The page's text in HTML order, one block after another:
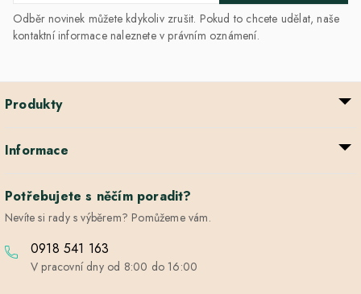
Odběr novinek můžete kdykoliv zrušit. Pokud to chcete udělat, naše
kontaktní informace naleznete v právním oznámení.
Produkty
Informace
Potřebujete s něčím poradit?
Nevíte si rady s výběrem? Pomůžeme vám.
0918 541 163
V pracovní dny od 8:00 do 16:00